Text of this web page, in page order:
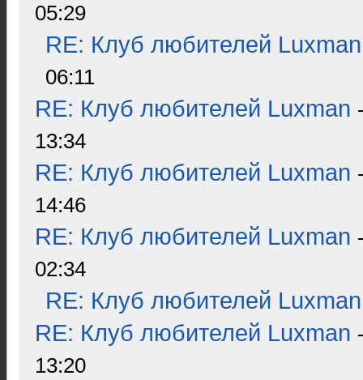
05:29
RE: Клуб любителей Luxman
06:11
RE: Клуб любителей Luxman
13:34
RE: Клуб любителей Luxman
14:46
RE: Клуб любителей Luxman
02:34
RE: Клуб любителей Luxman
RE: Клуб любителей Luxman
13:20